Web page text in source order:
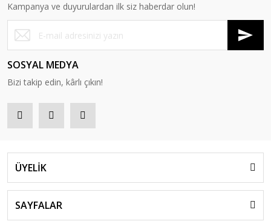
Kampanya ve duyurulardan ilk siz haberdar olun!
SOSYAL MEDYA
Bizi takip edin, kârlı çıkın!
ÜYELİK
SAYFALAR